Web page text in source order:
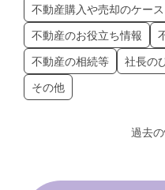
不動産購入や売却のケー
不動産のお役立ち情報
不動産の相続等 社長の
その他
過去